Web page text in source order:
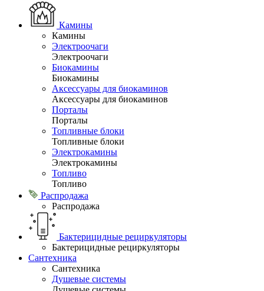
Камины
Камины
Электроочаги
Электроочаги
Биокамины
Биокамины
Аксессуары для биокаминов
Аксессуары для биокаминов
Порталы
Порталы
Топливные блоки
Топливные блоки
Электрокамины
Электрокамины
Топливо
Топливо
Распродажа
Распродажа
Бактерицидные рециркуляторы
Бактерицидные рециркуляторы
Сантехника
Сантехника
Душевые системы